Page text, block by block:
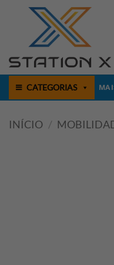
CATEGORIAS
INÍCIO /